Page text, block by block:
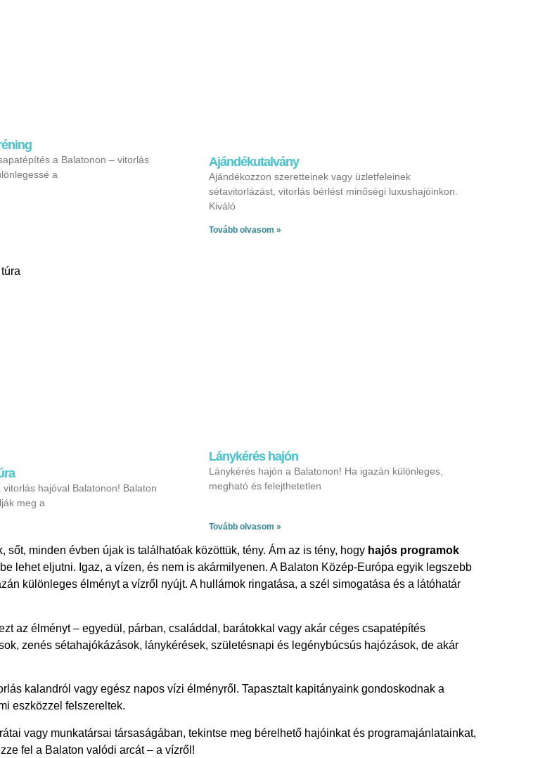
a Balatonon – vitorlás
a
Ajándékutalvány
Ajándékozzon szeretteinek vagy üzletfeleinek
sétavitorlázást, vitorlás bérlést minőségi luxushajóinkon.
Kiváló
Tovább olvasom »
hajóval Balatonon! Balaton
meg a
Lánykérés hajón
Lánykérés hajón a Balatonon! Ha igazán különleges,
megható és felejthetetlen
Tovább olvasom »
minden évben újak is találhatóak közöttük, tény. Ám az is tény, hogy hajós programok
lehet eljutni. Igaz, a vízen, és nem is akármilyenen. A Balaton Közép-Európa egyik legszebb
különleges élményt a vízről nyújt. A hullámok ringatása, a szél simogatása és a látóhatár
az élményt – egyedül, párban, családdal, barátokkal vagy akár céges csapatépítés
zenés sétahajókázások, lánykérések, születésnapi és legénybúcsús hajózások, de akár
kalandról vagy egész napos vízi élményről. Tapasztalt kapitányaink gondoskodnak a
eszközzel felszereltek.
vagy munkatársai társaságában, tekintse meg bérelhető hajóinkat és programajánlatainkat,
fel a Balaton valódi arcát – a vízről!